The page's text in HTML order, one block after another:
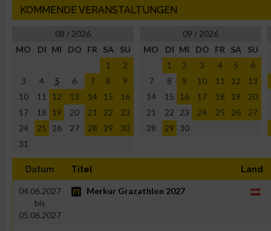
KOMMENDE VERANSTALTUNGEN
08 / 2026
MO
DI MI DO FR SA
SU
1
2
3
4 5 6 7 8
9
10
11 12 13 14 15
16
17
18 19 20 21 22
23
24
25 26 27 28 29
30
31
09 / 2026
MO
DI MI DO FR SA
SU
1
2 3 4 5
6
7
8 9 10 11 12
13
14
15 16 17 18 19
20
21
22 23 24 25 26
27
28
29 30
Datum Titel Land
04.06.2027
bis
05.06.2027
Merkur Grazathlon 2027